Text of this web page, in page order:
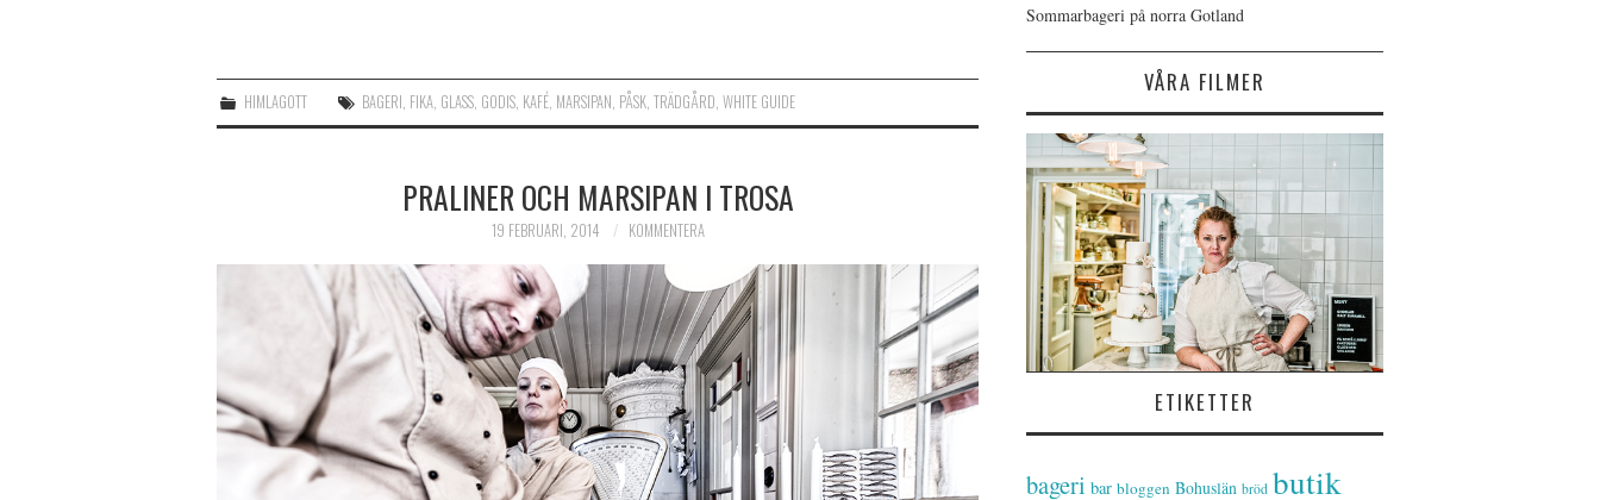
HIMLAGOTT BAGERI FIKA GLASS GODIS KAFÉ MARSIPAN PÅSK ,TRÄDGÅRD ,WHITE GUIDE
PRALINER OCH MARSIPAN I TROSA
19 FEBRUARI, 2014 KOMMENTERA
Sommarbageri på norra Gotland
VÅRA FILMER
ETIKETTER
bageri bar bloggen Bohuslän bröd butik